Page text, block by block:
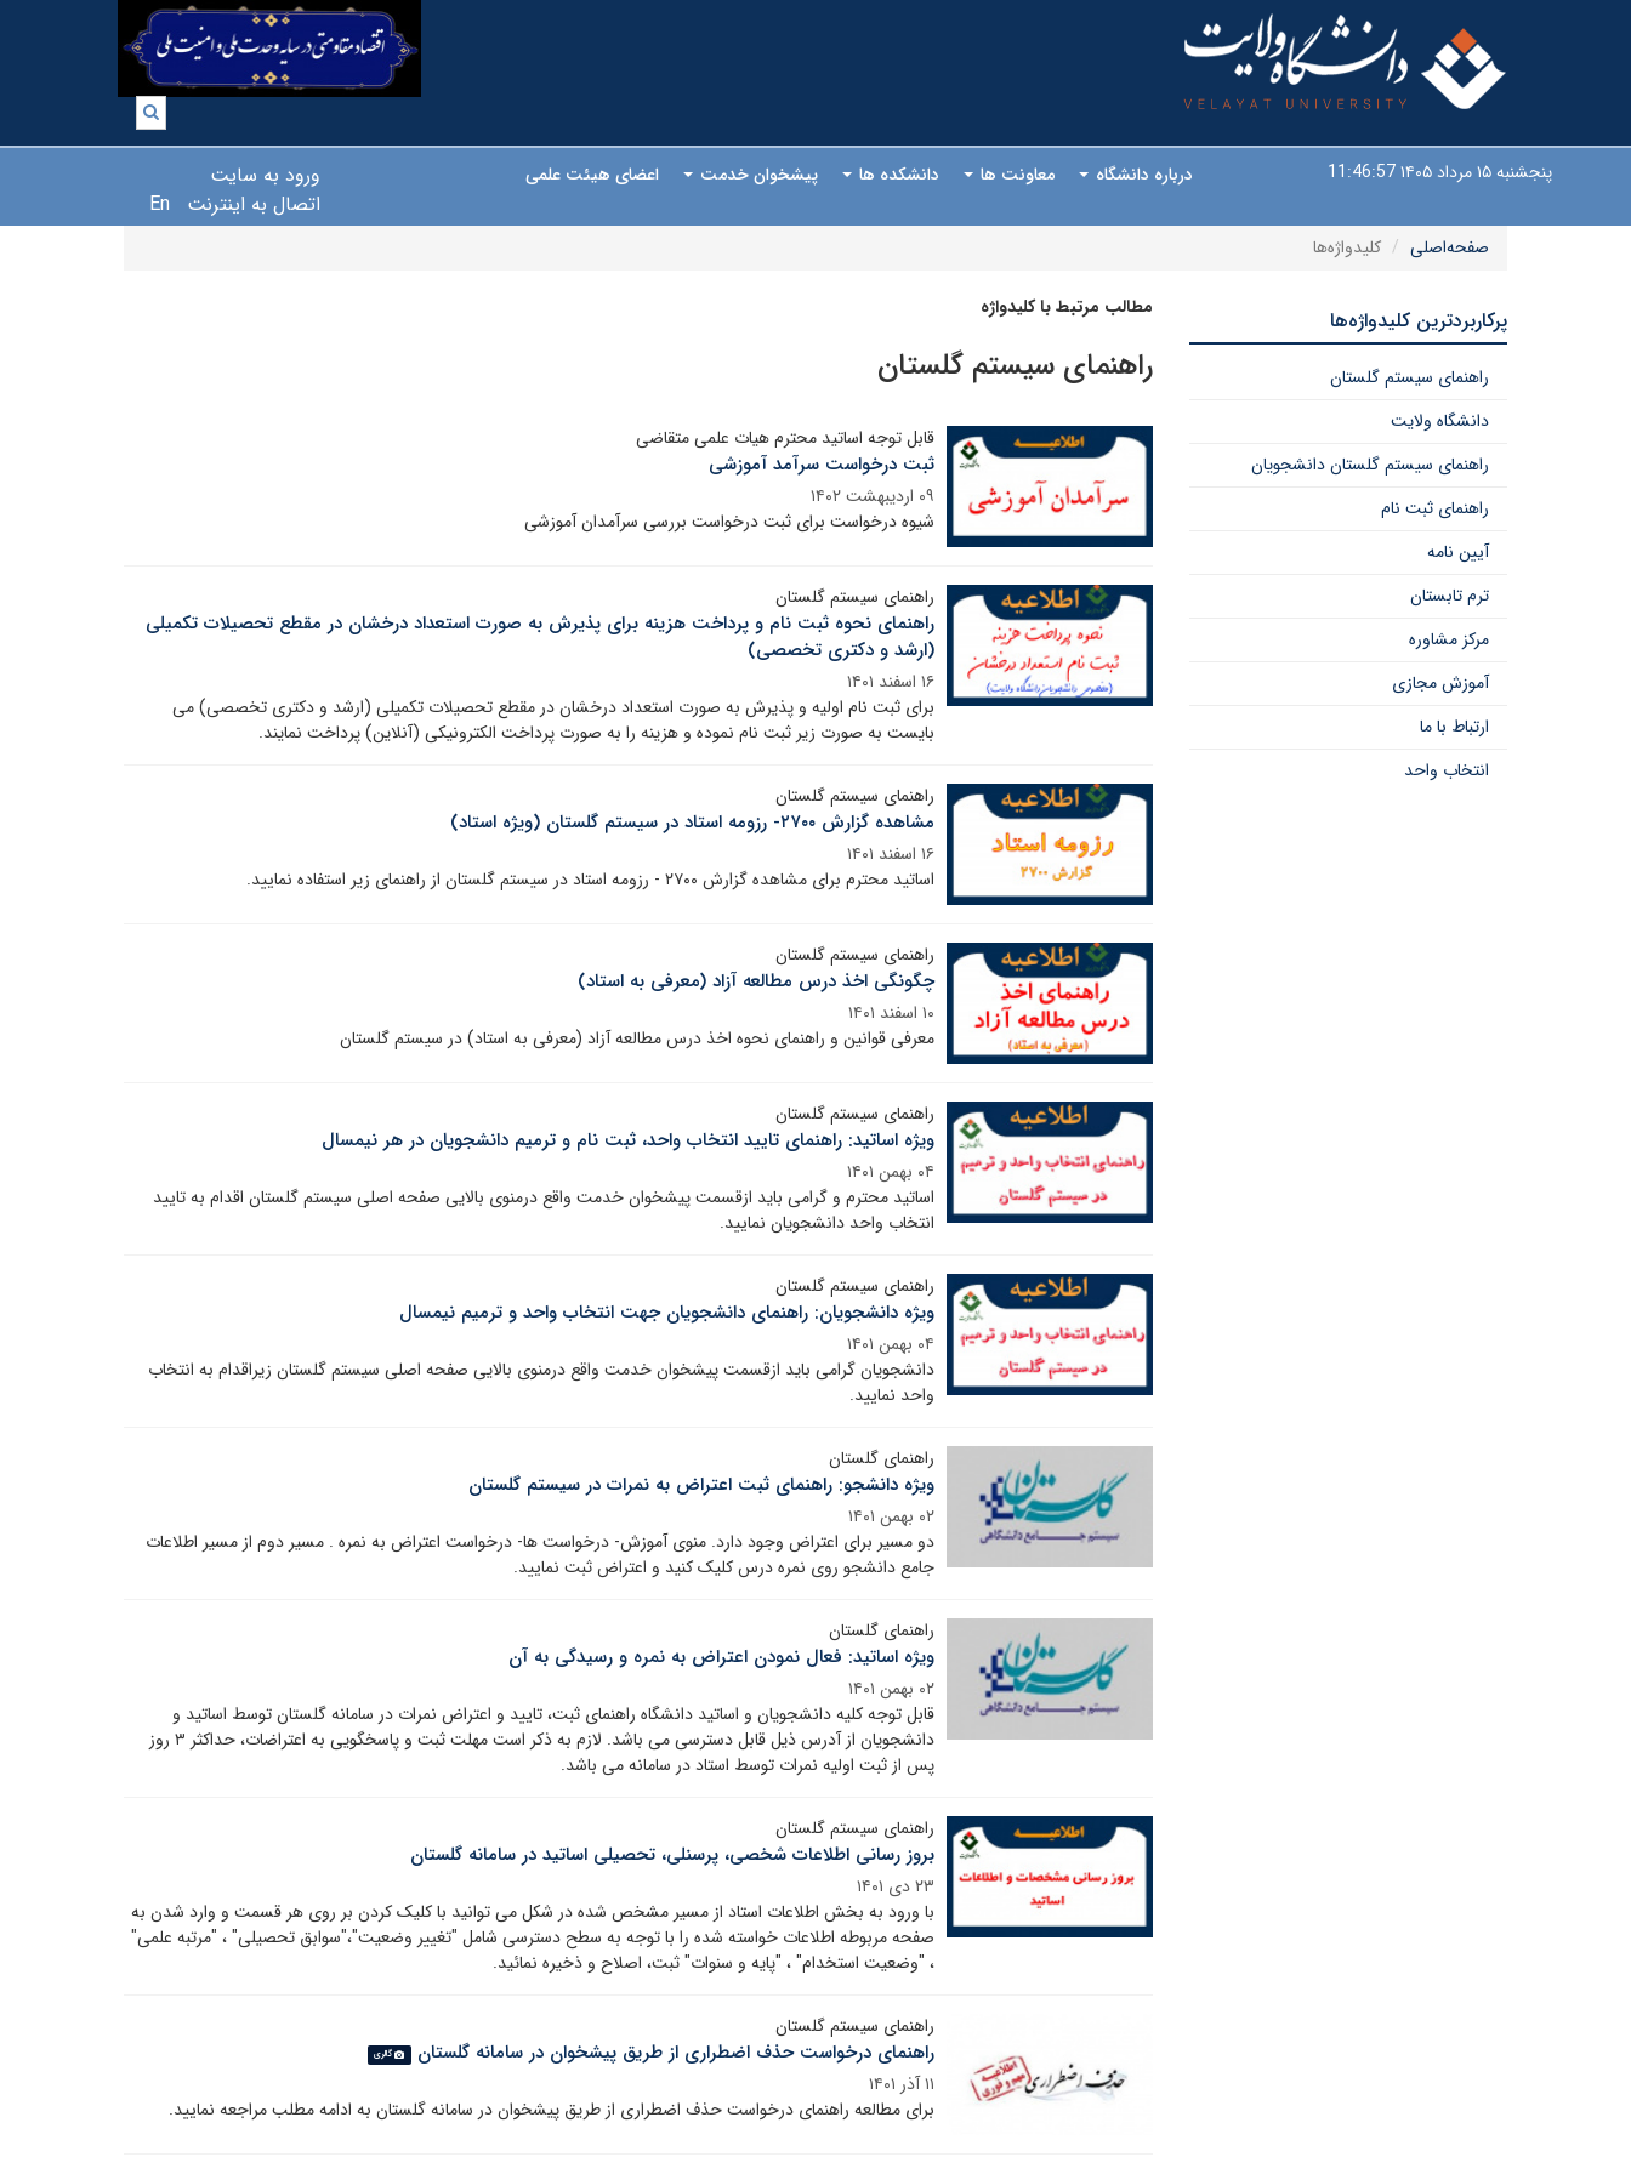
پنجشنبه ۱۵ مرداد ۱۴۰۵ 11:46:57
ورود به سایت
اتصال به اینترنت
En
درباره دانشگاه معاونت ها دانشکده ها پیشخوان خدمت اعضای هیئت علمی
صفحه‌اصلی کلیدواژه‌ها
مطالب مرتبط با کلیدواژه
راهنمای سیستم گلستان
قابل توجه اساتید محترم هیات علمی متقاضی
ثبت درخواست سرآمد آموزشی
۰۹ اردیبهشت ۱۴۰۲
شیوه درخواست برای ثبت درخواست بررسی سرآمدان آموزشی
راهنمای سیستم گلستان
راهنمای نحوه ثبت نام و پرداخت هزینه برای پذیرش به صورت استعداد درخشان در مقطع تحصیلات تکمیلی
(ارشد و دکتری تخصصی)
۱۶ اسفند ۱۴۰۱
برای ثبت نام اولیه و پذیرش به صورت استعداد درخشان در مقطع تحصیلات تکمیلی (ارشد و دکتری تخصصی) می
بایست به صورت زیر ثبت نام نموده و هزینه را به صورت پرداخت الکترونیکی (آنلاین) پرداخت نمایند.
راهنمای سیستم گلستان
مشاهده گزارش ۲۷۰۰- رزومه استاد در سیستم گلستان (ویژه استاد)
۱۶ اسفند ۱۴۰۱
اساتید محترم برای مشاهده گزارش ۲۷۰۰ - رزومه استاد در سیستم گلستان از راهنمای زیر استفاده نمایید.
راهنمای سیستم گلستان
چگونگی اخذ درس مطالعه آزاد (معرفی به استاد)
۱۰ اسفند ۱۴۰۱
معرفی قوانین و راهنمای نحوه اخذ درس مطالعه آزاد (معرفی به استاد) در سیستم گلستان
راهنمای سیستم گلستان
ویژه اساتید: راهنمای تایید انتخاب واحد، ثبت نام و ترمیم دانشجویان در هر نیمسال
۰۴ بهمن ۱۴۰۱
اساتید محترم و گرامی باید ازقسمت پیشخوان خدمت واقع درمنوی بالایی صفحه اصلی سیستم گلستان اقدام به تایید
انتخاب واحد دانشجویان نمایید.
راهنمای سیستم گلستان
ویژه دانشجویان: راهنمای دانشجویان جهت انتخاب واحد و ترمیم نیمسال
۰۴ بهمن ۱۴۰۱
دانشجویان گرامی باید ازقسمت پیشخوان خدمت واقع درمنوی بالایی صفحه اصلی سیستم گلستان زیراقدام به انتخاب
واحد نمایید.
راهنمای گلستان
ویژه دانشجو: راهنمای ثبت اعتراض به نمرات در سیستم گلستان
۰۲ بهمن ۱۴۰۱
دو مسیر برای اعتراض وجود دارد. منوی آموزش- درخواست ها- درخواست اعتراض به نمره . مسیر دوم از مسیر اطلاعات
جامع دانشجو روی نمره درس کلیک کنید و اعتراض ثبت نمایید.
راهنمای گلستان
ویژه اساتید: فعال نمودن اعتراض به نمره و رسیدگی به آن
۰۲ بهمن ۱۴۰۱
قابل توجه کلیه دانشجویان و اساتید دانشگاه راهنمای ثبت، تایید و اعتراض نمرات در سامانه گلستان توسط اساتید و
دانشجویان از آدرس ذیل قابل دسترسی می باشد. لازم به ذکر است مهلت ثبت و پاسخگویی به اعتراضات، حداکثر ۳ روز
پس از ثبت اولیه نمرات توسط استاد در سامانه می باشد.
راهنمای سیستم گلستان
بروز رسانی اطلاعات شخصی، پرسنلی، تحصیلی اساتید در سامانه گلستان
۲۳ دی ۱۴۰۱
با ورود به بخش اطلاعات استاد از مسیر مشخص شده در شکل می توانید با کلیک کردن بر روی هر قسمت و وارد شدن به
صفحه مربوطه اطلاعات خواسته شده را با توجه به سطح دسترسی شامل "تغییر وضعیت"،"سوابق تحصیلی" ، "مرتبه علمی"
، "وضعیت استخدام" ، "پایه و سنوات" ثبت، اصلاح و ذخیره نمائید.
راهنمای سیستم گلستان
راهنمای درخواست حذف اضطراری از طریق پیشخوان در سامانه گلستان گالری
۱۱ آذر ۱۴۰۱
برای مطالعه راهنمای درخواست حذف اضطراری از طریق پیشخوان در سامانه گلستان به ادامه مطلب مراجعه نمایید.
پرکاربردترین کلیدواژه‌ها
راهنمای سیستم گلستان
دانشگاه ولایت
راهنمای سیستم گلستان دانشجویان
راهنمای ثبت نام
آیین نامه
ترم تابستان
مرکز مشاوره
آموزش مجازی
ارتباط با ما
انتخاب واحد